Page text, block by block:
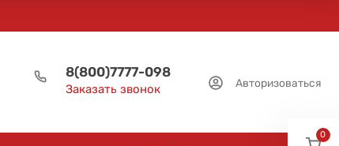
8(800)7777-098
Заказать звонок Авторизоваться
0